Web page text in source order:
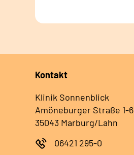
Kontakt
Klinik Sonnenblick
Amöneburger Straße 1-6
35043 Marburg/Lahn
06421 295-0